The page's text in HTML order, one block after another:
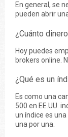
En general, se
pueden abrir
¿Cuánto
Hoy puedes
brokers online.
¿Qué es un
Es como una
500 en EE.UU.
un índice es
una por una.